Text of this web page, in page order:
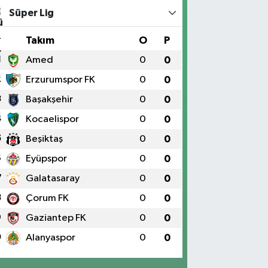
Süper Lig
Takım O P
Amed 0 0
Erzurumspor FK 0 0
Başakşehir 0 0
Kocaelispor 0 0
Beşiktaş 0 0
Eyüpspor 0 0
Galatasaray 0 0
Çorum FK 0 0
Gaziantep FK 0 0
Alanyaspor 0 0